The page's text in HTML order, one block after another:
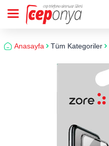
Anasayfa Tüm Kategoriler